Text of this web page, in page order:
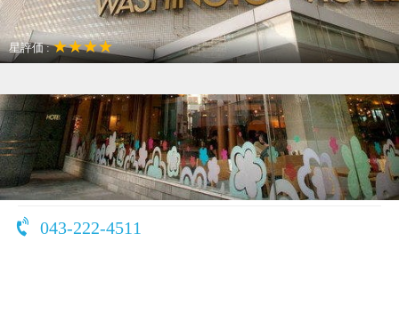
星評価 :★★★★
〒260-0015
千葉県 千葉市中央区富士見1-13-1
043-222-4511